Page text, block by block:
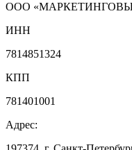
ООО
ИНН
7814851324
КПП
781401001
Адрес: